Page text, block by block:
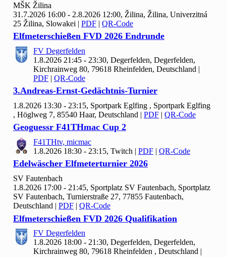
MŠK Žilina
31.7.2026 16:00 - 2.8.2026 12:00, Žilina, Žilina, Univerzitná
25 Žilina, Slowakei | PDF | QR-Code
Elfmeterschießen FVD 2026 Endrunde
FV Degerfelden
1.8.2026 21:45 - 23:30, Degerfelden, Degerfelden,
Kirchrainweg 80, 79618 Rheinfelden, Deutschland |
PDF | QR-Code
3.Andreas-Ernst-Gedächtnis-Turnier
1.8.2026 13:30 - 23:15, Sportpark Eglfing , Sportpark Eglfing
, Höglweg 7, 85540 Haar, Deutschland | PDF | QR-Code
Geoguessr F41THmac Cup 2
F41THtv, micmac
1.8.2026 18:30 - 23:15, Twitch | PDF | QR-Code
Edelwäscher Elfmeterturnier 2026
SV Fautenbach
1.8.2026 17:00 - 21:45, Sportplatz SV Fautenbach, Sportplatz
SV Fautenbach, Turnierstraße 27, 77855 Fautenbach,
Deutschland | PDF | QR-Code
Elfmeterschießen FVD 2026 Qualifikation
FV Degerfelden
1.8.2026 18:00 - 21:30, Degerfelden, Degerfelden,
Kirchrainweg 80, 79618 Rheinfelden , Deutschland |